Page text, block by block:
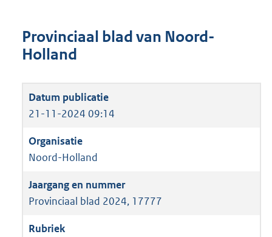
Provinciaal blad van Noord-
Holland
21-11-2024 09:14
Noord-Holland
Provinciaal blad 2024, 17777